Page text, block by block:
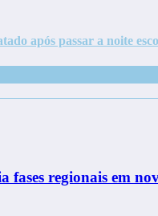
após passar a noite
fases regionais em